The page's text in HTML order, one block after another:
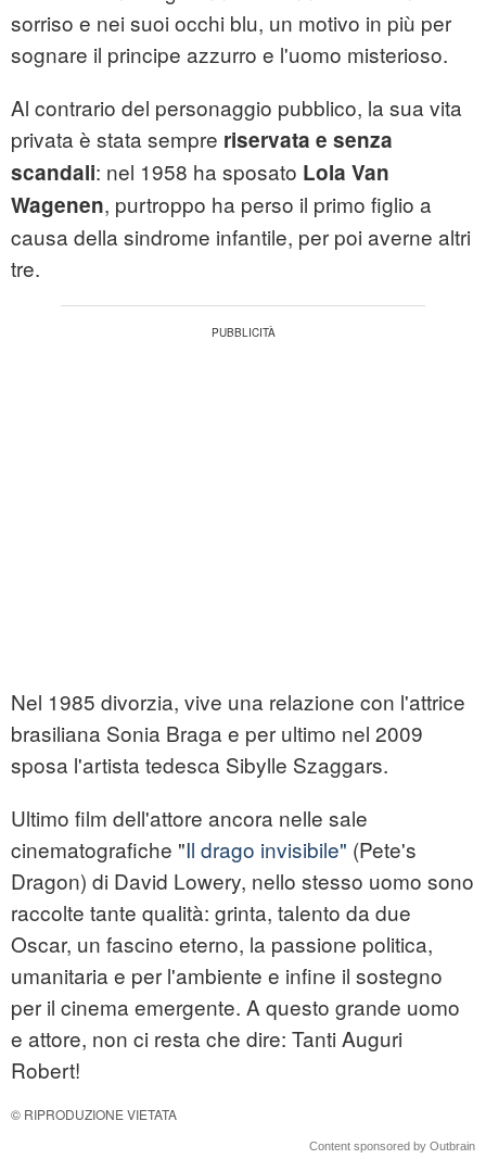
sorriso e nei suoi occhi blu, un motivo in più per
sognare il principe azzurro e l'uomo misterioso.
Al contrario del personaggio pubblico, la sua vita
privata è stata sempre riservata e senza
scandali: nel 1958 ha sposato Lola Van
Wagenen, purtroppo ha perso il primo figlio a
causa della sindrome infantile, per poi averne altri
tre.
Nel 1985 divorzia, vive una relazione con l'attrice
brasiliana Sonia Braga e per ultimo nel 2009
sposa l'artista tedesca Sibylle Szaggars.
Ultimo film dell'attore ancora nelle sale
cinematografiche "Il drago invisibile" (Pete's
Dragon) di David Lowery, nello stesso uomo sono
raccolte tante qualità: grinta, talento da due
Oscar, un fascino eterno, la passione politica,
umanitaria e per l'ambiente e infine il sostegno
per il cinema emergente. A questo grande uomo
e attore, non ci resta che dire: Tanti Auguri
Robert!
© RIPRODUZIONE VIETATA
Content sponsored by Outbrain